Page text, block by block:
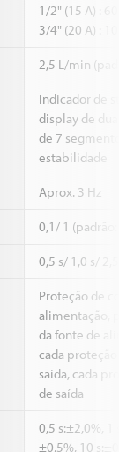
1/2" (15 A) :
3/4" (20 A) :
2,5 L/min
Indicador de
display de
de 7
estabilidade
Aprox. 3 Hz
0,1/ 1
0,5 s/ 1,0 s/
Proteção de
alimentação,
da fonte de
cada
saída, cada
de saída
0,5 s:±2,0%, 1
±0,5%, 10